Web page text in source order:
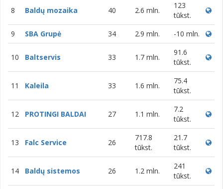
8 Baldų mozaika 40 2.6 mln.
123
tūkst.
9
SBA Grupė 34 2.9 mln. -10 mln.
10 Baltservis 33 1.7 mln.
91.6
tūkst.
11 Kaleila 33 1.6 mln.
75.4
tūkst.
12 PROTINGI BALDAI 27 1.1 mln.
7.2
tūkst.
13 Falc Service 26
717.8
tūkst.
21.7
tūkst.
14 Baldų sistemos 26 1.2 mln.
241
tūkst.